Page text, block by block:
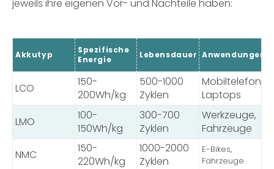
jeweils ihre eigenen Vor- und Nachteile haben:
Akkutyp
Spezifische
Energie
Lebensdauer Anwendungen
LCO
150-
200Wh/kg
500-1000
Zyklen
Mobiltelefone,
Laptops
LMO
100-
150Wh/kg
300-700
Zyklen
Werkzeuge,
Fahrzeuge
NMC
150-
220Wh/kg
1000-2000
Zyklen
E-Bikes,
Fahrzeuge